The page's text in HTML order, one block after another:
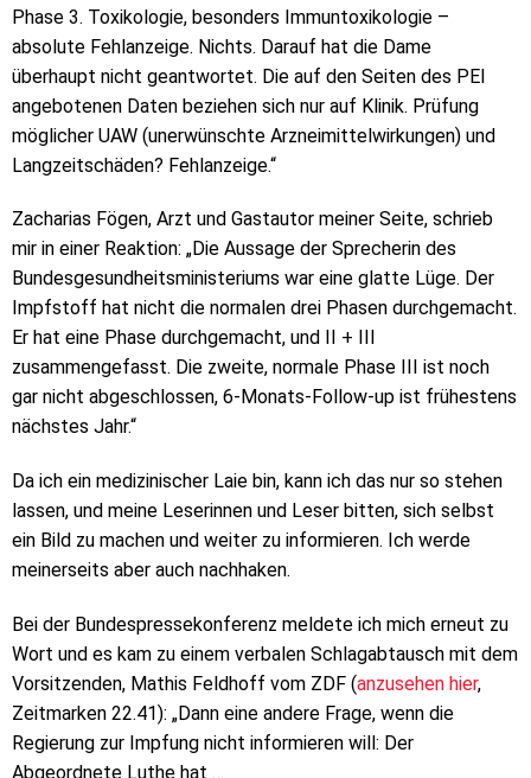
Phase 3. Toxikologie, besonders Immuntoxikologie –
absolute Fehlanzeige. Nichts. Darauf hat die Dame
überhaupt nicht geantwortet. Die auf den Seiten des PEI
angebotenen Daten beziehen sich nur auf Klinik. Prüfung
möglicher UAW (unerwünschte Arzneimittelwirkungen) und
Langzeitschäden? Fehlanzeige.“
Zacharias Fögen, Arzt und Gastautor meiner Seite, schrieb
mir in einer Reaktion: „Die Aussage der Sprecherin des
Bundesgesundheitsministeriums war eine glatte Lüge. Der
Impfstoff hat nicht die normalen drei Phasen durchgemacht.
Er hat eine Phase durchgemacht, und II + III
zusammengefasst. Die zweite, normale Phase III ist noch
gar nicht abgeschlossen, 6-Monats-Follow-up ist frühestens
nächstes Jahr.“
Da ich ein medizinischer Laie bin, kann ich das nur so stehen
lassen, und meine Leserinnen und Leser bitten, sich selbst
ein Bild zu machen und weiter zu informieren. Ich werde
meinerseits aber auch nachhaken.
Bei der Bundespressekonferenz meldete ich mich erneut zu
Wort und es kam zu einem verbalen Schlagabtausch mit dem
Vorsitzenden, Mathis Feldhoff vom ZDF (anzusehen hier,
Zeitmarken 22.41): „Dann eine andere Frage, wenn die
Regierung zur Impfung nicht informieren will: Der
Abgeordnete Luthe hat …